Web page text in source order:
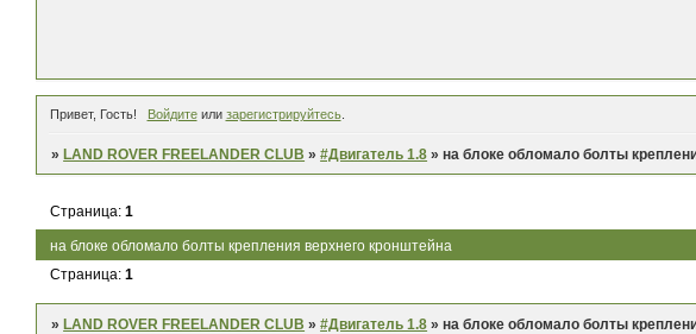
Привет, Гость! Войдитеили зарегистрируйтесь.
»LAND ROVER FREELANDER CLUB »#Двигатель 1.8 »на блоке обломало болты
на блоке обломало болты крепления верхнего кронштейна
Страница:1
Страница:1
» LAND ROVER FREELANDER CLUB »#Двигатель 1.8 »на блоке обломало болты